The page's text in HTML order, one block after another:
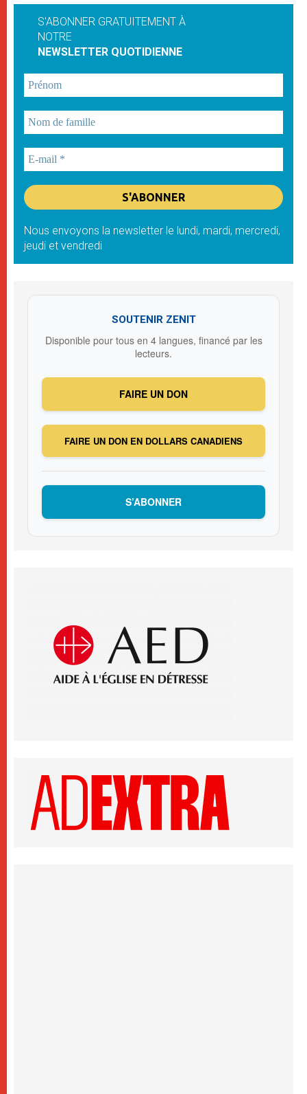
S'ABONNER GRATUITEMENT À
NOTRE
NEWSLETTER QUOTIDIENNE
Nous envoyons la newsletter le lundi, mardi, mercredi,
jeudi et vendredi
SOUTENIR ZENIT
Disponible pour tous en 4 langues, financé par les
lecteurs.
FAIRE UN DON
FAIRE UN DON EN DOLLARS CANADIENS
S’ABONNER